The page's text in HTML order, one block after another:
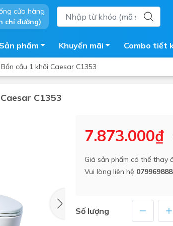
cửa hàng
chỉ đường)
Sản phẩm
Máy tắm nước nóng điện
Chậu giặt
Khuyến mãi Combo tiết
Bồn cầu 1 khối Caesar C1353
C1353
7.873.000₫
Giá sản phẩm có thể thay
Vui lòng liên hệ
Số lượng